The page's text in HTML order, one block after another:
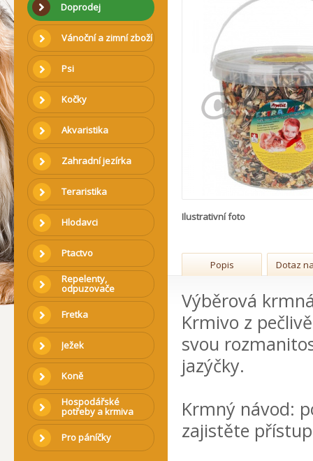
Doprodej
Vánoční a zimní zboží
Psi
Kočky
Akvaristika
Zahradní jezírka
Teraristika
Hlodavci
Ptactvo
Repelenty,
odpuzovače
Fretka
Ježek
Koně
Hospodářské
potřeby a krmiva
Pro páníčky
Ilustrativní foto
Popis Dotaz
Výběrová
Krmivo z
svou
jazýčky.
Krmný návod:
zajistěte